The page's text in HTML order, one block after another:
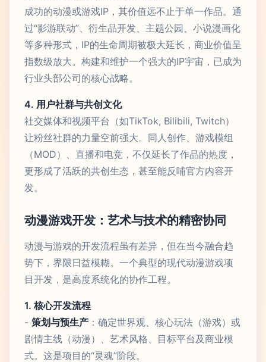
成功的动漫或游戏IP，其价值远不止于单一作品。通
过“影游联动”、衍生品开发、主题公园、小说漫画化
等多种形式，IP的生命周期被极大延长，商业价值呈
指数级放大。构建和维护一个强大的IP宇宙，已成为
行业头部公司的核心战略。
4. 用户社群与共创文化
社交媒体和视频平台（如TikTok, Bilibili, Twitch）
让粉丝社群的力量空前强大。同人创作、游戏模组
（MOD）、直播和电竞，不仅延长了作品的热度，
更形成了活跃的共创生态，甚至能反哺官方内容开
发。
动漫游戏开发：艺术与技术的精密协同
动漫与游戏的开发流程虽有差异，但在当今融合趋
势下，界限日益模糊。一个典型的现代动漫游戏项
目开发，是高度系统化的协作工程。
1. 核心开发流程
- 策划与预生产 ：确定世界观、核心玩法（游戏）或
剧情主线（动漫）、艺术风格、目标平台及商业模
式。这是项目的“灵魂”阶段。